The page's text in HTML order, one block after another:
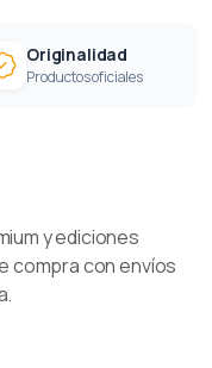
Originalidad
Productos oficiales
y ediciones
compra con envíos